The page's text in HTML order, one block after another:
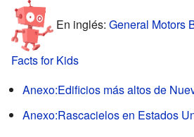
En inglés: General Motors
Facts for Kids
Anexo:Edificios más altos de
Anexo:Rascacielos en Estados